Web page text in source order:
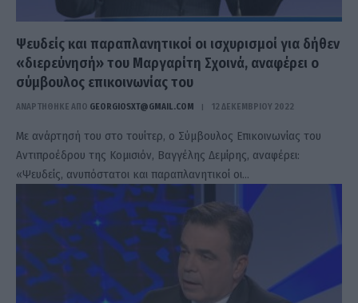
Ψευδείς και παραπλανητικοί οι ισχυρισμοί για δήθεν
«διερεύνησή» του Μαργαρίτη Σχοινά, αναφέρει ο
σύμβουλος επικοινωνίας του
ΑΝΑΡΤΗΘΗΚΕ ΑΠΟ GEORGIOSXT@GMAIL.COM 12 ΔΕΚΕΜΒΡΊΟΥ 2022
Με ανάρτησή του στο τουίτερ, ο Σύμβουλος Επικοινωνίας του
Αντιπροέδρου της Κομισιόν, Βαγγέλης Δεμίρης, αναφέρει:
«Ψευδείς, ανυπόστατοι και παραπλανητικοί οι…